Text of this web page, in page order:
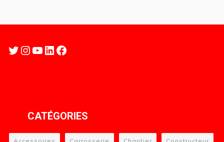
Twitter
Instagram
YouTube
LinkedIn
Facebook
CATÉGORIES